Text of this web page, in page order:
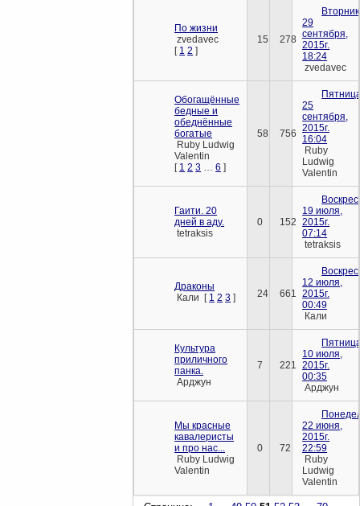
По жизни
zvedavec
[ 1 2 ]
15 278
29
сентября,
2015г.
18:24
zvedavec
Обогащённые
бедные и
обеднённые
богатые
Ruby Ludwig
Valentin
[ 1 2 3 6 ]
58 756
25
сентября,
2015г.
16:04
Ruby
Ludwig
Valentin
Гаити. 20
дней в аду.
tetraksis
0 152
19 июля,
2015г.
07:14
tetraksis
Драконы
Кали [ 1 2 3 ] 24 661
12 июля,
2015г.
00:49
Кали
Культура
приличного
панка.
Арджун
7 221
10 июля,
2015г.
00:35
Арджун
Мы красные
кавалеристы
и про нас...
Ruby Ludwig
Valentin
0 72
22 июня,
2015г.
22:59
Ruby
Ludwig
Valentin